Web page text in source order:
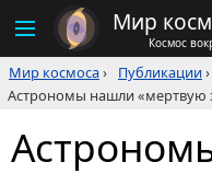
Мир
Космос
Мир космоса› Публикации›
Астрономы нашли «мертвую